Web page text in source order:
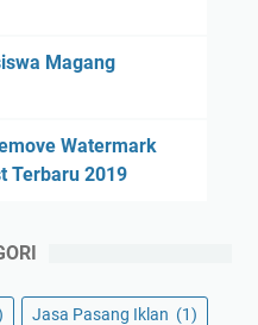
Magang
Watermark
Terbaru 2019
Jasa Pasang Iklan (1)